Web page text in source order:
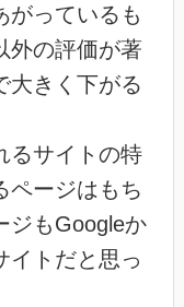
がっているも
外の評価が著
大きく下がる
るサイトの特
ページはもち
ジもGoogleか
イトだと思っ